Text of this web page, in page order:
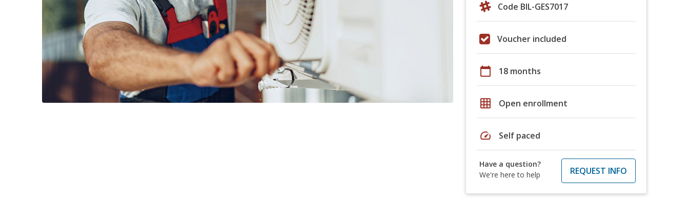
Code BIL-GES7017
Voucher included
calendar_today 18 months
grid_on Open enrollment
speed Self paced
Have a question?
We're here to help
REQUEST INFO